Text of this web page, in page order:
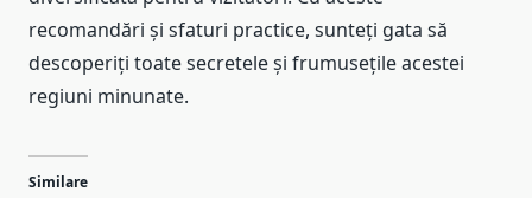
recomandări și sfaturi practice, sunteți gata să
descoperiți toate secretele și frumusețile acestei
regiuni minunate.
Similare